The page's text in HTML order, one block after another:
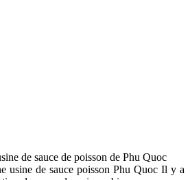
de sauce de poisson de Phu Quoc
usine de sauce poisson Phu Quoc Il y a